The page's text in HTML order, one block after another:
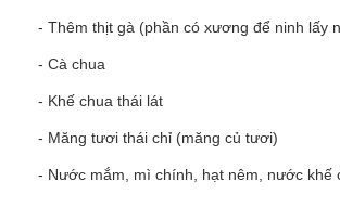
- Thêm thịt gà (phần có xương để ninh lấy
- Cà chua
- Khế chua thái lát
- Măng tươi thái chỉ (măng củ tươi)
- Nước mắm, mì chính, hạt nêm, nước khế